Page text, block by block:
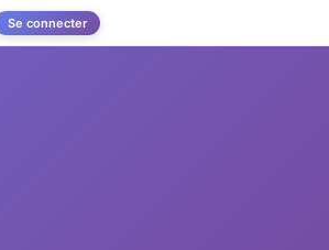
Se connecter